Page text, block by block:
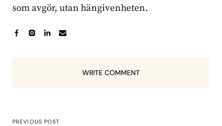
som avgör, utan hängivenheten.
WRITE COMMENT
PREVIOUS POST